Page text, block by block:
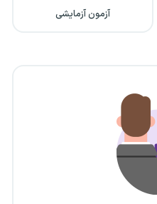
آزمون آزمایشی